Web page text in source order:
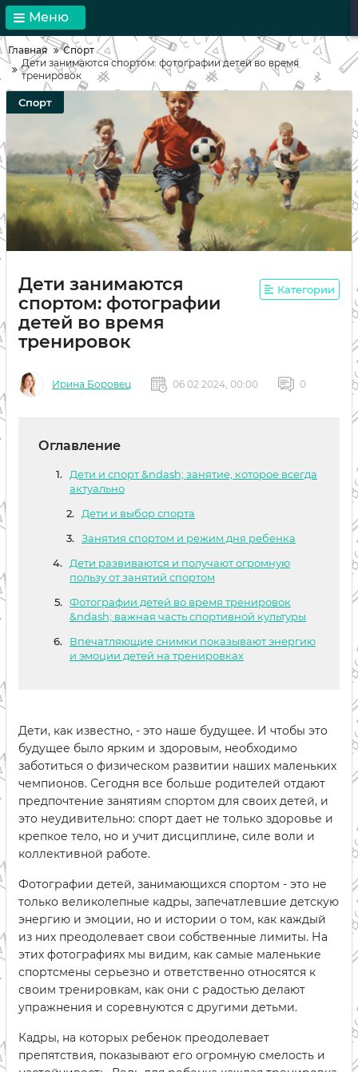
Меню
Главная
Спорт
Дети занимаются спортом: фотографии детей во время
тренировок
Спорт
Дети занимаются
спортом: фотографии
детей во время
тренировок
Категории
Ирина Боровец 06 02 2024, 00:00 0
Оглавление
Дети и спорт &ndash; занятие, которое всегда
актуально
Дети и выбор спорта
Занятия спортом и режим дня ребенка
Дети развиваются и получают огромную
пользу от занятий спортом
Фотографии детей во время тренировок
&ndash; важная часть спортивной культуры
Впечатляющие снимки показывают энергию
и эмоции детей на тренировках
Дети, как известно, - это наше будущее. И чтобы это
будущее было ярким и здоровым, необходимо
заботиться о физическом развитии наших маленьких
чемпионов. Сегодня все больше родителей отдают
предпочтение занятиям спортом для своих детей, и
это неудивительно: спорт дает не только здоровье и
крепкое тело, но и учит дисциплине, силе воли и
коллективной работе.
Фотографии детей, занимающихся спортом - это не
только великолепные кадры, запечатлевшие детскую
энергию и эмоции, но и истории о том, как каждый
из них преодолевает свои собственные лимиты. На
этих фотографиях мы видим, как самые маленькие
спортсмены серьезно и ответственно относятся к
своим тренировкам, как они с радостью делают
упражнения и соревнуются с другими детьми.
Кадры, на которых ребенок преодолевает
препятствия, показывают его огромную смелость и